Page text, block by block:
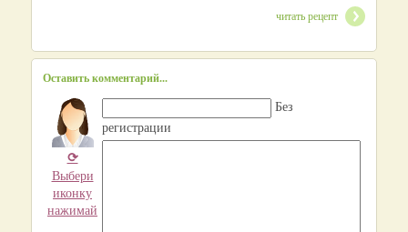
читать рецепт
Оставить комментарий...
⟳
Выбери
иконку
нажимай
Без
регистрации